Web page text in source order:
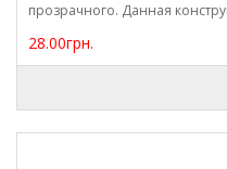
прозрачного. Данная
28.00грн.